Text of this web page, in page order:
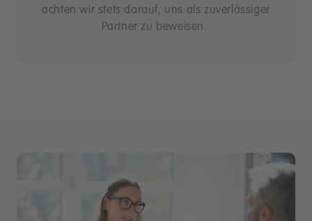
achten wir stets darauf, uns als zuverlässiger
Partner zu beweisen.